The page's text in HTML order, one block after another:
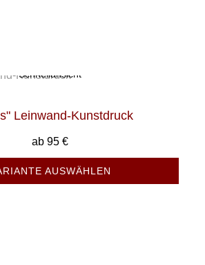
Schnellansicht
Leinwand-Kunstdruck
ab95€
AUSWÄHLEN